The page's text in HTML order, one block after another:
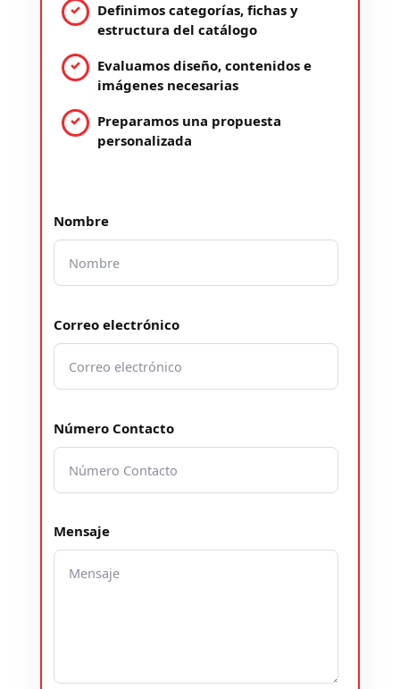
Definimos categorías, fichas y
estructura del catálogo
Evaluamos diseño, contenidos e
imágenes necesarias
Preparamos una propuesta
personalizada
Nombre
Correo electrónico
Número Contacto
Mensaje